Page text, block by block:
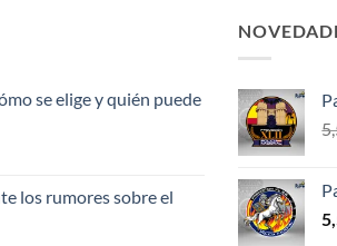
se elige y quién puede
los rumores sobre el